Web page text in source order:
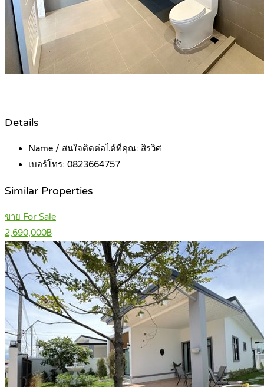
Details
Name / สนใจติดต่อได้ที่คุณ: สิรวิศ
เบอร์โทร: 0823664757
Similar Properties
ขาย For Sale
2,690,000฿